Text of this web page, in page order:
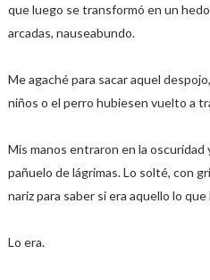
que luego se transformó en un
arcadas, nauseabundo.
Me agaché para sacar aquel
niños o el perro hubiesen vuelto a
Mis manos entraron en la
pañuelo de lágrimas. Lo solté, con
nariz para saber si era aquello lo que
Lo era.